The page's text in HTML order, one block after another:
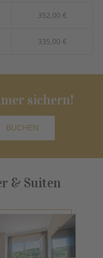
352,00 €
335,00 €
sichern!
BUCHEN
& Suiten